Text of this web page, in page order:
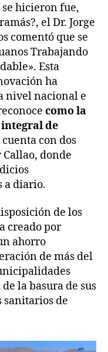
hicieron fue,
el Dr. Jorge
comentó que se
Trabajando
Esta
ha
nivel nacional e
como la
de
con dos
donde
a diario.
de los
creado por
ahorro
de más del
la basura de sus
de